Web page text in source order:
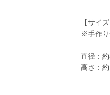
【サイ
※手作り
直径：
高さ：